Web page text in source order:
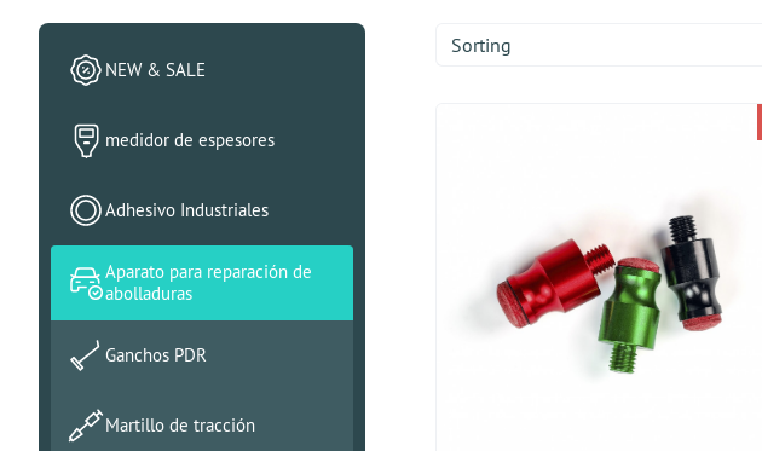
Sorting
NEW & SALE
medidor de espesores
Adhesivo Industriales
Aparato para reparación de
abolladuras
Ganchos PDR
Martillo de tracción